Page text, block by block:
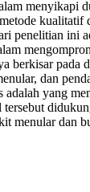
menyikapi
kualitatif
penelitian ini
berkisar pada
dan
yang
menular dan